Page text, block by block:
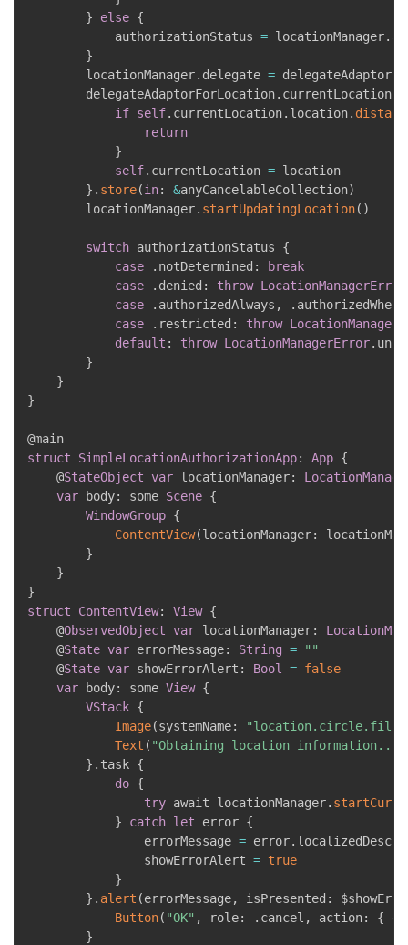
}
else {
            authorizationStatus
= locationManager.
}
        locationManager
. delegate =
        delegateAdaptorForLocation
. currentLocation
if self. currentLocation. location.
return
}
self. currentLocation = location
} . store(in: &anyCancelableCollection)
        locationManager
. startUpdatingLocation( )
switch authorizationStatus {
case
. notDetermined :
break
case
. denied : throw LocationManagerError
case
. authorizedAlways , .
case
. restricted : throw
default : throw LocationManagerError.
}
}
}
struct
SimpleLocationAuthorizationApp: App {
    @
StateObject var locationManager:
var body: some Scene {
WindowGroup {
ContentView(locationManager:
}
}
}
struct
ContentView: View {
    @
ObservedObject var locationManager:
    @
State var errorMessage: String =
""
    @
State var showErrorAlert : Bool = false
var body: some View {
VStack {
Image(systemName: "location.circle.fill"
Text ( "Obtaining location information..."
} . task {
do {
try await locationManager.
}
catch let error {
                errorMessage
= error.
                showErrorAlert
= true
}
} . alert (errorMessage, isPresented :
Button( "OK" , role: . cancel , action: {
}